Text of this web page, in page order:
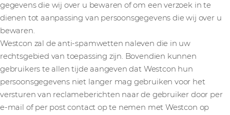
gegevens die wij over u bewaren of om een verzoek in te
dienen tot aanpassing van persoonsgegevens die wij over u
bewaren.
Westcon zal de anti-spamwetten naleven die in uw
rechtsgebied van toepassing zijn. Bovendien kunnen
gebruikers te allen tijde aangeven dat Westcon hun
persoonsgegevens niet langer mag gebruiken voor het
versturen van reclameberichten naar de gebruiker door per
e-mail of per post contact op te nemen met Westcon op